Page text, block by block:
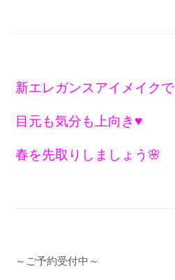
新エレガンスアイメイクで
目元も気分も上向き♥️
春を先取りしましょう🌸
～ご予約受付中～